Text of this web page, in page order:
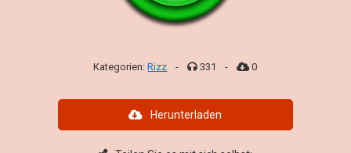
Kategorien:Rizz - 331 - 0
Herunterladen